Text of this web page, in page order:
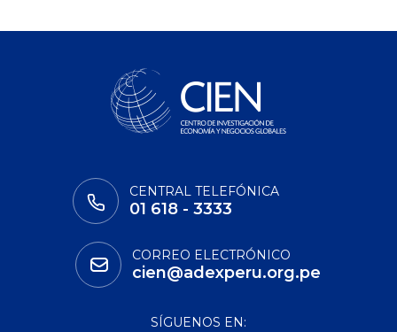
CENTRAL TELEFÓNICA
01 618 - 3333
CORREO ELECTRÓNICO
cien@adexperu.org.pe
SÍGUENOS EN: